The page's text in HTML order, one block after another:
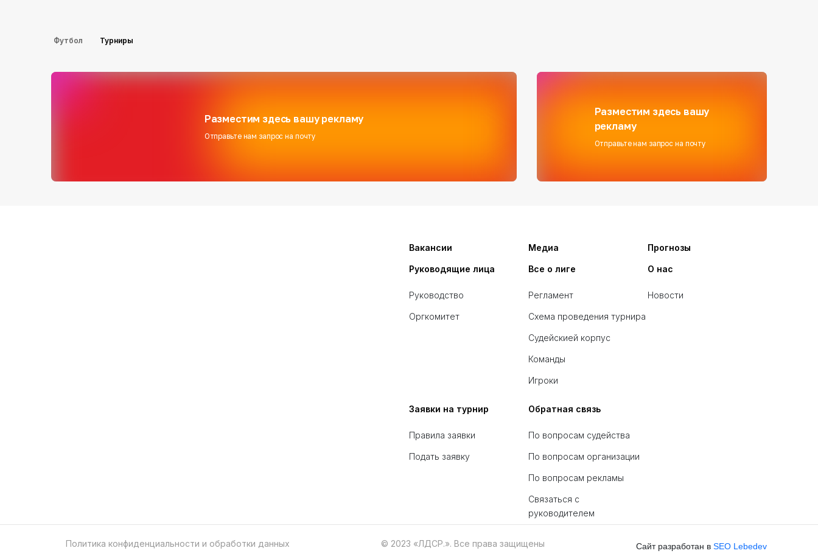
Футбол Турниры
Разместим здесь вашу рекламу
Отправьте нам запрос на почту
Разместим здесь вашу
рекламу
Отправьте нам запрос на почту
Все о лиге
Регламент
Схема проведения турнира
Судейскией корпус
Команды
Игроки
Заявки на турнир
Правила заявки
Подать заявку
Медиа Прогнозы
О нас
Новости
Вакансии
Руководящие лица
Руководство
Оргкомитет
Обратная связь
По вопросам судейства
По вопросам организации
По вопросам рекламы
Связаться с
руководителем
Политика конфиденциальности и обработки данных © 2023 «ЛДСР.». Все права защищены Сайт разработан в SEO Lebedev